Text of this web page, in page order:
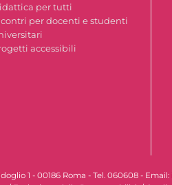
per tutti
per docenti e studenti
accessibili
1 - 00186 Roma - Tel. 060608 -